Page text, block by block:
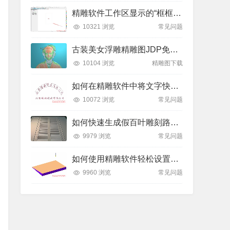
精雕软件工作区显示的“框框”是什么？如何轻松隐藏或显示？
10321 浏览 常见问题
古装美女浮雕精雕图JDP免费下载
10104 浏览 精雕图下载
如何在精雕软件中将文字快速排列到弧形线条上？全步骤详解
10072 浏览 常见问题
如何快速生成假百叶雕刻路径？精雕软件全流程教学
9979 浏览 常见问题
如何使用精雕软件轻松设置斜坡面雕刻路径？
9960 浏览 常见问题